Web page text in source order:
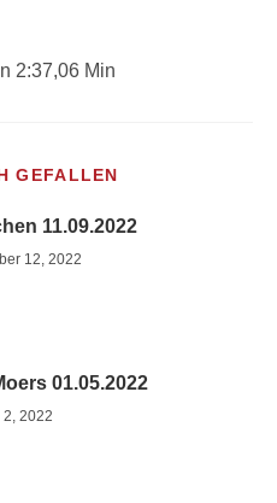
2:37,06 Min
GEFALLEN
11.09.2022
12, 2022
01.05.2022
2, 2022